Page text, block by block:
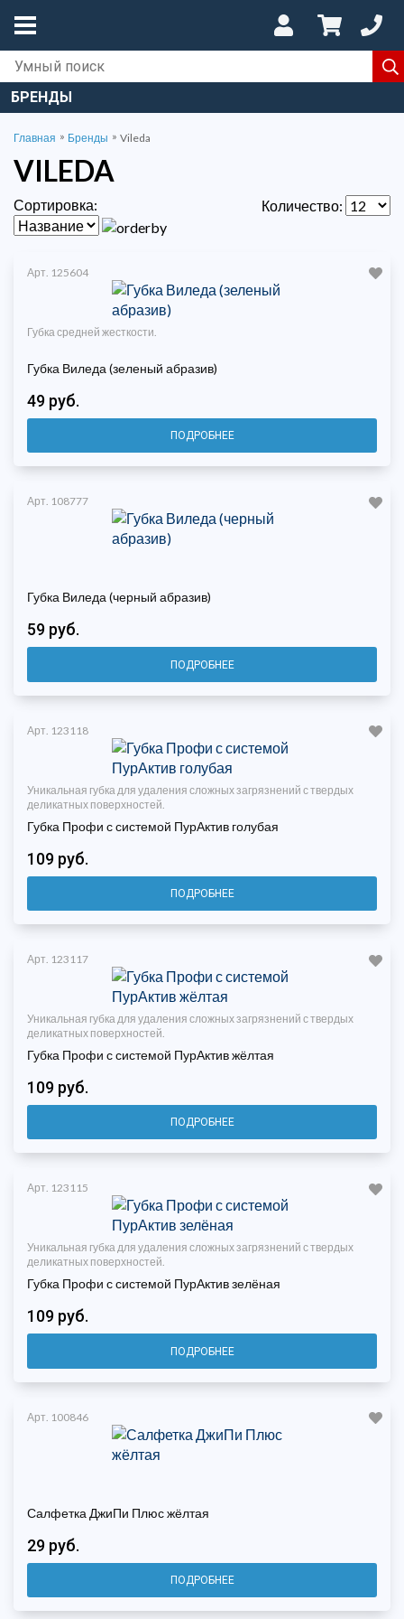
БРЕНДЫ
Главная » Бренды » Vileda
VILEDA
Сортировка: Количество:
Арт. 125604
Губка средней жесткости.
Губка Виледа (зеленый абразив)
49 руб.
ПОДРОБНЕЕ
Арт. 108777
Губка Виледа (черный абразив)
59 руб.
ПОДРОБНЕЕ
Арт. 123118
Уникальная губка для удаления сложных загрязнений с твердых
деликатных поверхностей.
Губка Профи с системой ПурАктив голубая
109 руб.
ПОДРОБНЕЕ
Арт. 123117
Уникальная губка для удаления сложных загрязнений с твердых
деликатных поверхностей.
Губка Профи с системой ПурАктив жёлтая
109 руб.
ПОДРОБНЕЕ
Арт. 123115
Уникальная губка для удаления сложных загрязнений с твердых
деликатных поверхностей.
Губка Профи с системой ПурАктив зелёная
109 руб.
ПОДРОБНЕЕ
Арт. 100846
Салфетка ДжиПи Плюс жёлтая
29 руб.
ПОДРОБНЕЕ